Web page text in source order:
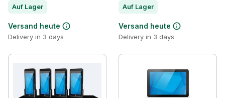
Auf Lager
Versand heute
Delivery in 3 days
Auf Lager
Versand heute
Delivery in 3 days